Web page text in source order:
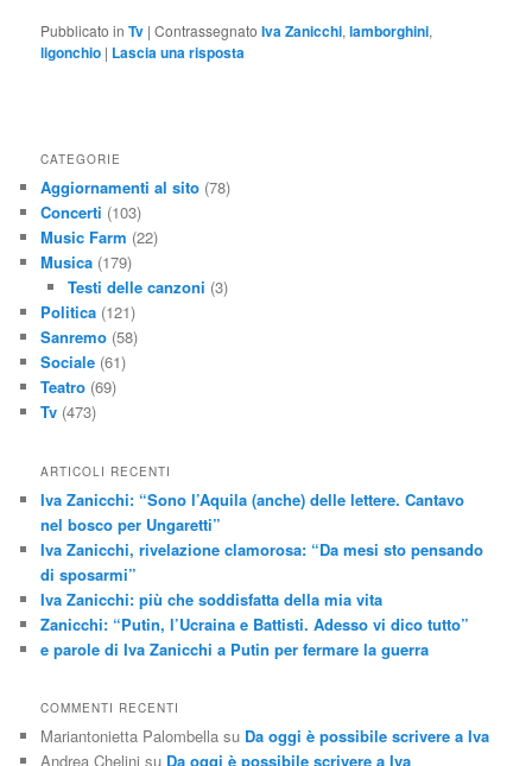
Pubblicato in Tv |Contrassegnato Iva Zanicchi,lamborghini,
ligonchio | Lascia una risposta
CATEGORIE
Aggiornamenti al sito (78)
Concerti (103)
Music Farm (22)
Musica (179)
Testi delle canzoni (3)
Politica (121)
Sanremo (58)
Sociale (61)
Teatro (69)
Tv (473)
ARTICOLI RECENTI
Iva Zanicchi: “Sono l’Aquila (anche) delle lettere. Cantavo
nel bosco per Ungaretti”
Iva Zanicchi, rivelazione clamorosa: “Da mesi sto pensando
di sposarmi”
Iva Zanicchi: più che soddisfatta della mia vita
Zanicchi: “Putin, l’Ucraina e Battisti. Adesso vi dico tutto”
e parole di Iva Zanicchi a Putin per fermare la guerra
COMMENTI RECENTI
Mariantonietta Palombella su Da oggi è possibile scrivere a Iva
Andrea Chelini su Da oggi è possibile scrivere a Iva